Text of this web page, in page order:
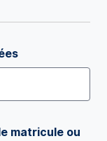
matricule ou